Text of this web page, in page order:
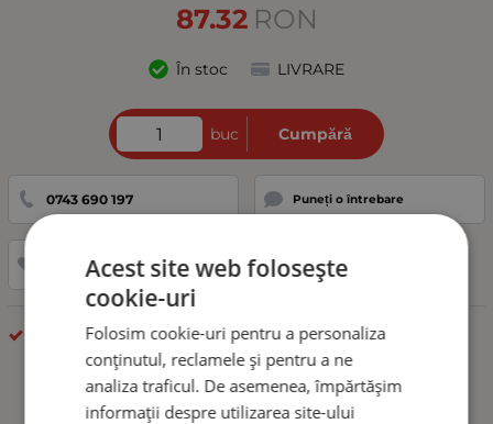
87.32 RON
În stoc LIVRARE
buc Cumpără
0743 690 197 Puneți o întrebare
Adaugă la favorite
Lampa Laterala Gabarit
Acest site web folosește
cookie-uri
Folosim cookie-uri pentru a personaliza
conținutul, reclamele și pentru a ne
analiza traficul. De asemenea, împărtășim
informații despre utilizarea site-ului